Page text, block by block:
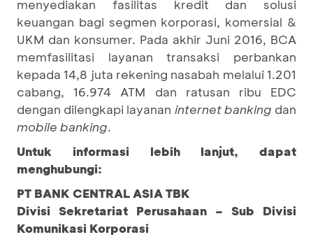
menyediakan fasilitas kredit dan solusi
keuangan bagi segmen korporasi, komersial &
UKM dan konsumer. Pada akhir Juni 2016, BCA
memfasilitasi layanan transaksi perbankan
kepada 14,8 juta rekening nasabah melalui 1.201
cabang, 16.974 ATM dan ratusan ribu EDC
dengan dilengkapi layanan internet banking dan
mobile banking.
Untuk informasi lebih lanjut, dapat
menghubungi:
PT BANK CENTRAL ASIA TBK
Divisi Sekretariat Perusahaan – Sub Divisi
Komunikasi Korporasi